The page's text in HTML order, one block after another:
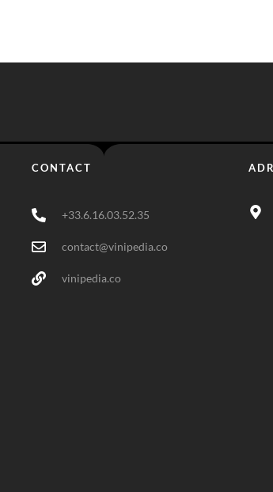
CONTACT
+33.6.16.03.52.35
contact@vinipedia.co
vinipedia.co